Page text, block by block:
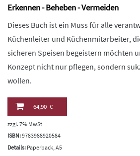
Erkennen - Beheben - Vermeiden
Dieses Buch ist ein Muss für alle
Küchenleiter und Küchenmitarbeiter,
sicheren Speisen begeistern möchten
Konzept nicht nur pflegen, sondern
wollen.
64,90 €
zzgl. 7% MwSt
ISBN:9783988920584
Details: Paperback, A5